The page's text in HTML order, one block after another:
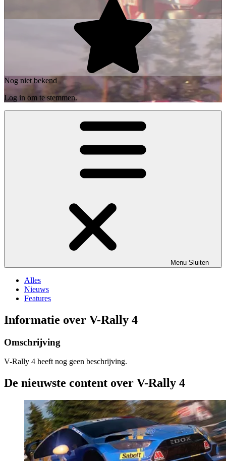
Nog niet bekend
Log in om te stemmen.
Menu Sluiten
Alles
Nieuws
Features
Informatie over V-Rally 4
Omschrijving
V-Rally 4 heeft nog geen beschrijving.
De nieuwste content over V-Rally 4